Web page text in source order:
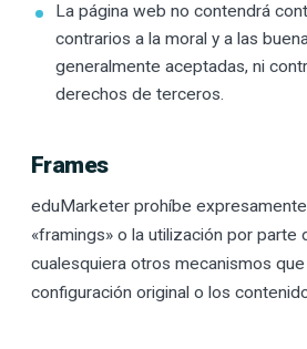
La página web no contendrá
contrarios a la moral y a las
generalmente aceptadas, ni
derechos de terceros.
Frames
eduMarketer prohíbe
«framings» o la utilización por parte
cualesquiera otros mecanismos
configuración original o los